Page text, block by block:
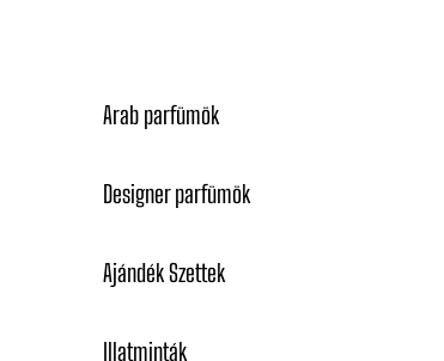
Arab parfümök
Designer parfümök
Ajándék Szettek
Illatminták